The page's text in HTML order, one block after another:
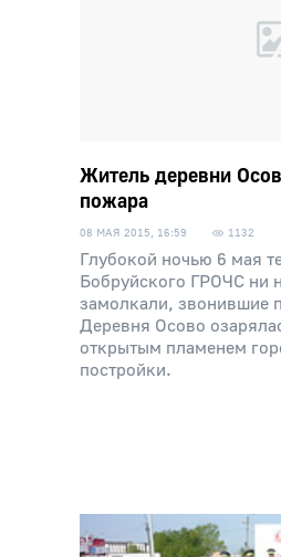
Житель деревни
пожара
08 МАЯ 2015, 16:59 1132
Глубокой ночью 6 мая
Бобруйского ГРОЧС ни
замолкали, звонившие
Деревня Осово
открытым пламенем
постройки.